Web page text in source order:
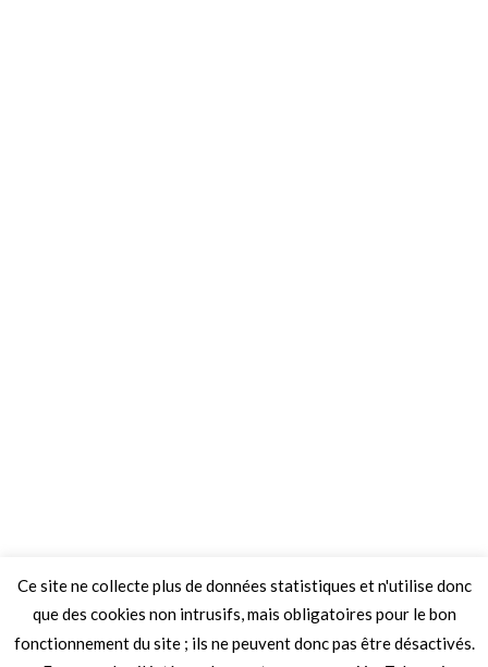
Ce site ne collecte plus de données statistiques et n'utilise donc
que des cookies non intrusifs, mais obligatoires pour le bon
fonctionnement du site ; ils ne peuvent donc pas être désactivés.